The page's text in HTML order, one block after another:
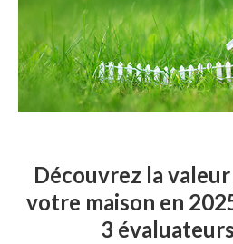
Découvrez la
votre maison en
3